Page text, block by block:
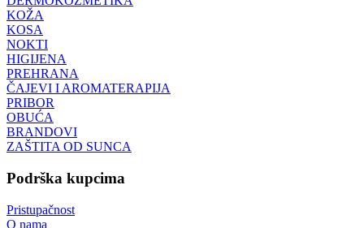
KOŽA
KOSA
NOKTI
HIGIJENA
PREHRANA
ČAJEVI I AROMATERAPIJA
PRIBOR
OBUĆA
BRANDOVI
ZAŠTITA OD SUNCA
Podrška kupcima
Pristupačnost
O nama